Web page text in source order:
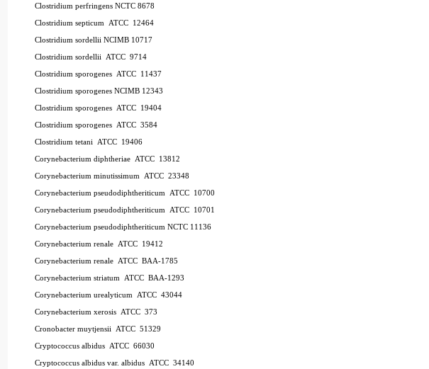
Clostridium perfringens NCTC 8678
Clostridium septicum ATCC 12464
Clostridium sordellii NCIMB 10717
Clostridium sordellii ATCC 9714
Clostridium sporogenes ATCC 11437
Clostridium sporogenes NCIMB 12343
Clostridium sporogenes ATCC 19404
Clostridium sporogenes ATCC 3584
Clostridium tetani ATCC 19406
Corynebacterium diphtheriae ATCC 13812
Corynebacterium minutissimum ATCC 23348
Corynebacterium pseudodiphtheriticum ATCC 10700
Corynebacterium pseudodiphtheriticum ATCC 10701
Corynebacterium pseudodiphtheriticum NCTC 11136
Corynebacterium renale ATCC 19412
Corynebacterium renale ATCC BAA-1785
Corynebacterium striatum ATCC BAA-1293
Corynebacterium urealyticum ATCC 43044
Corynebacterium xerosis ATCC 373
Cronobacter muytjensii ATCC 51329
Cryptococcus albidus ATCC 66030
Cryptococcus albidus var. albidus ATCC 34140